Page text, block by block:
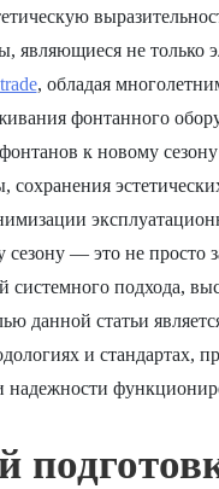
являющиеся не только
, обладая
фонтанного
к новому
— это не просто
системного подхода,
данной статьи
и стандартах,
надежности